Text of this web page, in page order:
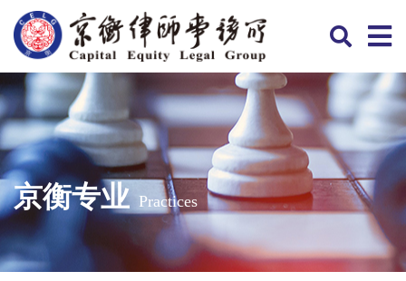
京衡专业 Practices